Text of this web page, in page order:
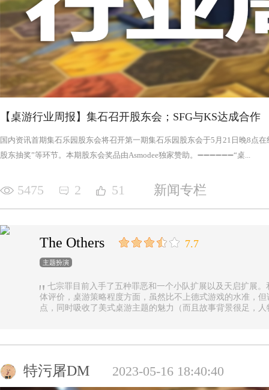
【桌游行业周报】集石召开股东会；SFG与KS达成合作
国内资讯首期集石乐园股东会将召开第一期集石乐园股东会于5月21日晚8点
股东抽奖”等环节。本期股东会奖品由Asmodee独家赞助。➖➖➖➖➖➖“桌...
5475 2 51 新闻专栏
The Others 7.7
主题扮演
七宗罪目前入手了五种罪恶和一个小队扩展以及天启扩展
体评价，桌游策略程度方面，虽然比不上德式游戏的水准，
点，同时吸收了美式桌游主题的魅力（而且故事背景很足，
事推进，化身降临，如若不慎，充满力量的化身必将索去英
罪恶中最有气势的，很不错，而作为拓展中的天启和天启四
特污屠DM 2023-05-16 18:40:40